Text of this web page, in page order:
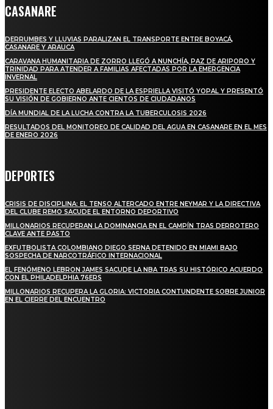
CASANARE
DERRUMBES Y LLUVIAS PARALIZAN EL TRANSPORTE ENTRE BOYACÁ,
CASANARE Y ARAUCA
CARAVANA HUMANITARIA DE ZORRO LLEGÓ A NUNCHÍA, PAZ DE ARIPORO Y
TRINIDAD PARA ATENDER A FAMILIAS AFECTADAS POR LA EMERGENCIA
INVERNAL
PRESIDENTE ELECTO ABELARDO DE LA ESPRIELLA VISITÓ YOPAL Y PRESENTÓ
SU VISIÓN DE GOBIERNO ANTE CIENTOS DE CIUDADANOS
DÍA MUNDIAL DE LA LUCHA CONTRA LA TUBERCULOSIS 2026
RESULTADOS DEL MONITOREO DE CALIDAD DEL AGUA EN CASANARE EN EL MES
DE ENERO 2026
DEPORTES
CRISIS DE DISCIPLINA: EL TENSO ALTERCADO ENTRE NEYMAR Y LA DIRECTIVA
DEL CLUBE REMO SACUDE EL ENTORNO DEPORTIVO
MILLONARIOS RECUPERAN LA DOMINANCIA EN EL CAMPÍN TRAS DERROTERO
CLAVE ANTE PASTO
EXFUTBOLISTA COLOMBIANO DIEGO SERNA DETENIDO EN MIAMI BAJO
SOSPECHA DE NARCOTRÁFICO INTERNACIONAL
EL FENÓMENO LEBRON JAMES SACUDE LA NBA TRAS SU HISTÓRICO ACUERDO
CON EL PHILADELPHIA 76ERS
MILLONARIOS RECUPERA LA GLORIA: VICTORIA CONTUNDENTE SOBRE JUNIOR
EN EL CIERRE DEL ENCUENTRO